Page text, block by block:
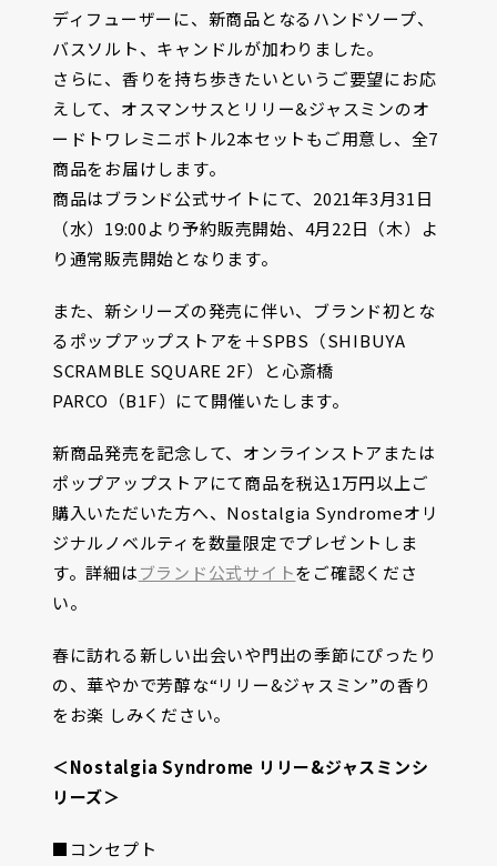
ディフューザーに、新商品となるハンドソープ、
バスソルト、キャンドルが加わりました。
さらに、香りを持ち歩きたいというご要望にお応
えして、オスマンサスとリリー&ジャスミンのオ
ードトワレミニボトル2本セットもご用意し、全7
商品をお届けします。
商品はブランド公式サイトにて、2021年3月31日
（水）19:00より予約販売開始、4月22日（木）よ
り通常販売開始となります。
また、新シリーズの発売に伴い、ブランド初とな
るポップアップストアを＋SPBS（SHIBUYA
SCRAMBLE SQUARE 2F）と心斎橋
PARCO（B1F）にて開催いたします。
新商品発売を記念して、オンラインストアまたは
ポップアップストアにて商品を税込1万円以上ご
購入いただいた方へ、Nostalgia Syndromeオリ
ジナルノベルティを数量限定でプレゼントしま
す。詳細はブランド公式サイトをご確認くださ
い。
春に訪れる新しい出会いや門出の季節にぴったり
の、華やかで芳醇な“リリー&ジャスミン”の香り
をお楽 しみください。
＜Nostalgia Syndrome リリー&ジャスミンシ
リーズ＞
■コンセプト